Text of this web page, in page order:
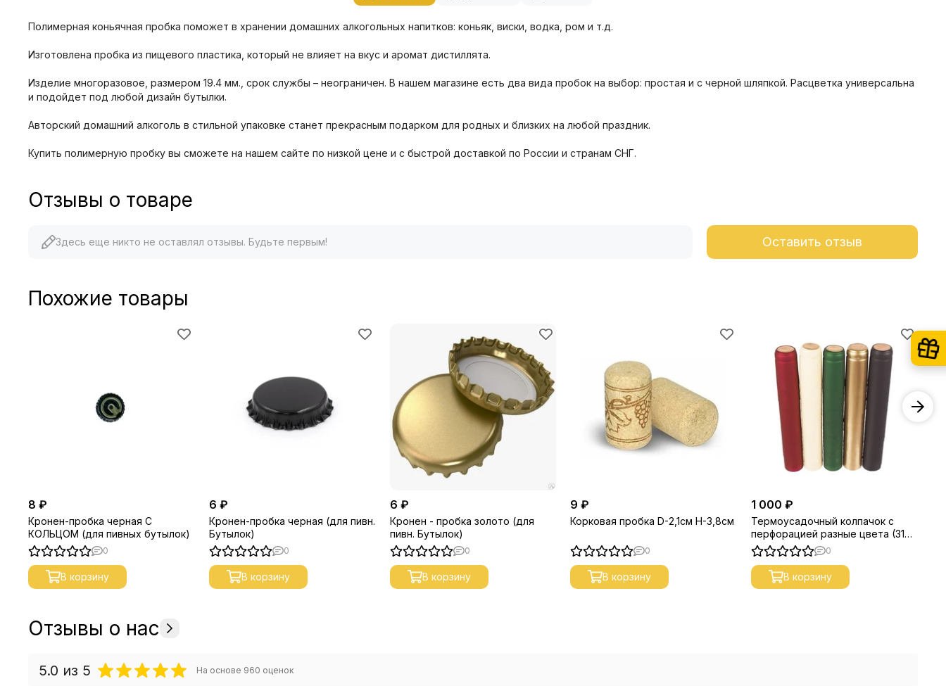
Полимерная коньячная пробка поможет в хранении домашних алкогольных напитков: коньяк, виски, водка, ром и т.д.
Изготовлена пробка из пищевого пластика, который не влияет на вкус и аромат дистиллята.
Изделие многоразовое, размером 19.4 мм., срок службы – неограничен. В нашем магазине есть два вида пробок на выбор: простая и с черной шляпкой. Расцветка универсальна
и подойдет под любой дизайн бутылки.
Авторский домашний алкоголь в стильной упаковке станет прекрасным подарком для родных и близких на любой праздник.
Купить полимерную пробку вы сможете на нашем сайте по низкой цене и с быстрой доставкой по России и странам СНГ.
Отзывы о товаре
Здесь еще никто не оставлял отзывы. Будьте первым! Оставить отзыв
Похожие товары
8 ₽
Кронен-пробка черная С
КОЛЬЦОМ (для пивных бутылок)
0
В корзину
6 ₽
Кронен-пробка черная (для пивн.
Бутылок)
0
В корзину
6 ₽
Кронен - пробка золото (для
пивн. Бутылок)
0
В корзину
9 ₽
Корковая пробка D-2,1см H-3,8см
0
В корзину
1 000 ₽
Термоусадочный колпачок с
перфорацией разные цвета (31
мм) 100шт
0
В корзину
Отзывы о нас
5.0 из 5 На основе 960 оценок